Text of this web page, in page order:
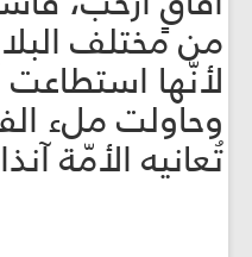
من مختلف
لأنّها استطاعت
وحاولت مل‏ء
تُعانيه الأمّة